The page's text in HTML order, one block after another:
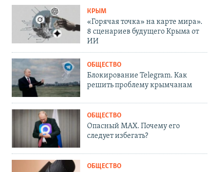
КРЫМ
«Горячая точка» на карте мира».
8 сценариев будущего Крыма от
ИИ
ОБЩЕСТВО
Блокирование Telegram. Как
решить проблему крымчанам
ОБЩЕСТВО
Опасный MAX. Почему его
следует избегать?
ОБЩЕСТВО